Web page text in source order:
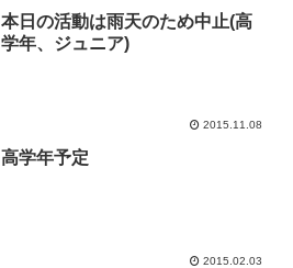
本日の活動は雨天のため中止(高
学年、ジュニア)
2015.11.08
高学年予定
2015.02.03